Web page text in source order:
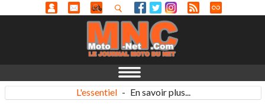
L'essentiel - En savoir plus...